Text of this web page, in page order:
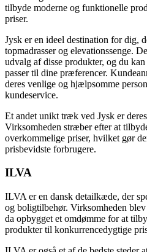
tilbyde moderne og funktionelle
priser.
Jysk er en ideel destination for dig,
topmadrasser og elevationssenge.
udvalg af disse produkter, og du
passer til dine præferencer.
deres venlige og hjælpsomme
kundeservice.
Et andet unikt træk ved Jysk er
Virksomheden stræber efter at
overkommelige priser, hvilket gør
prisbevidste forbrugere.
ILVA
ILVA er en dansk detailkæde, der
og boligtilbehør. Virksomheden
da opbygget et omdømme for at
produkter til konkurrencedygtige